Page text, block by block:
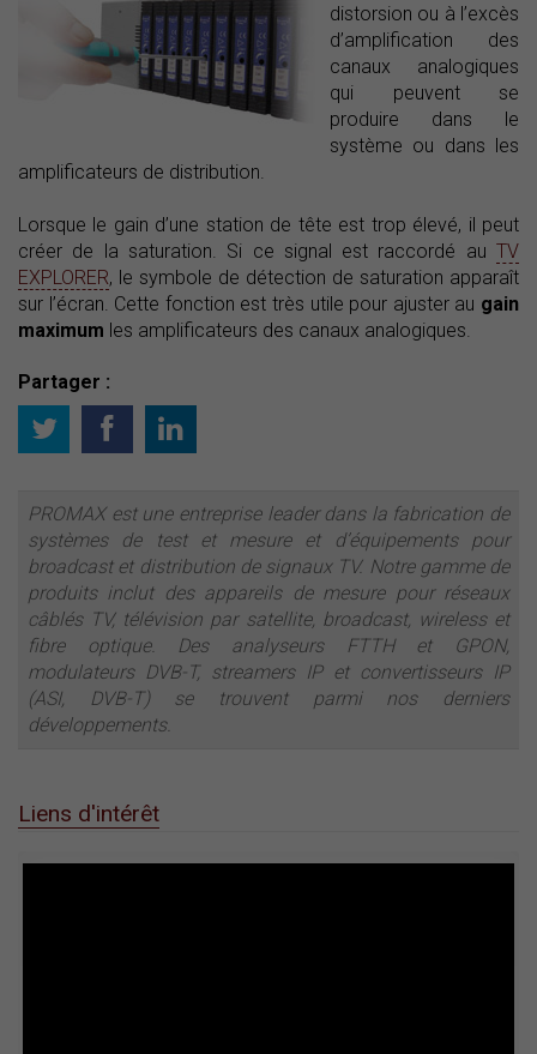
distorsion ou à l’excès
d’amplification des
canaux analogiques
qui peuvent se
produire dans le
système ou dans les
amplificateurs de distribution.
Lorsque le gain d’une station de tête est trop élevé, il peut
créer de la saturation. Si ce signal est raccordé au TV
EXPLORER, le symbole de détection de saturation apparaît
sur l’écran. Cette fonction est très utile pour ajuster au gain
maximum les amplificateurs des canaux analogiques.
Partager :
PROMAX est une entreprise leader dans la fabrication de
systèmes de test et mesure et d’équipements pour
broadcast et distribution de signaux TV. Notre gamme de
produits inclut des appareils de mesure pour réseaux
câblés TV, télévision par satellite, broadcast, wireless et
fibre optique. Des analyseurs FTTH et GPON,
modulateurs DVB-T, streamers IP et convertisseurs IP
(ASI, DVB-T) se trouvent parmi nos derniers
développements.
Liens d'intérêt